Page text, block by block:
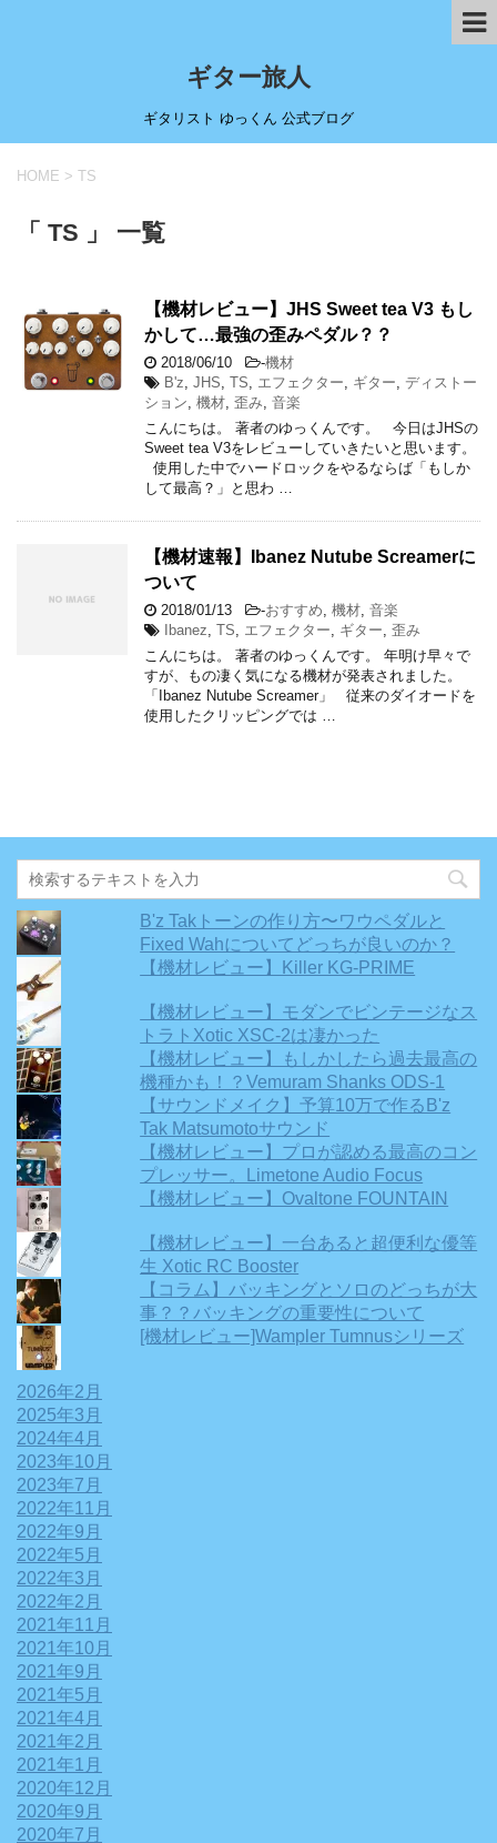
ギター旅人
ギタリスト ゆっくん 公式ブログ
HOME > TS
「 TS 」 一覧
【機材レビュー】JHS Sweet tea V3 もし
かして…最強の歪みペダル？？
2018/06/10 -機材
B'z JHS TS エフェクター ギター ディストー
ション 機材 歪み 音楽
こんにちは。 著者のゆっくんです。 今日はJHSの
Sweet tea V3をレビューしていきたいと思います。
使用した中でハードロックをやるならば「もしか
して最高？」と思わ …
【機材速報】Ibanez Nutube Screamerに
ついて
2018/01/13 -おすすめ 機材 音楽
Ibanez TS エフェクター ギター 歪み
こんにちは。 著者のゆっくんです。 年明け早々で
すが、もの凄く気になる機材が発表されました。
「Ibanez Nutube Screamer」 従来のダイオードを
使用したクリッピングでは …
B'z Takトーンの作り方〜ワウペダルと
Fixed Wahについてどっちが良いのか？
【機材レビュー】Killer KG-PRIME
【機材レビュー】モダンでビンテージなス
トラトXotic XSC-2は凄かった
【機材レビュー】もしかしたら過去最高の
機種かも！？Vemuram Shanks ODS-1
【サウンドメイク】予算10万で作るB'z
Tak Matsumotoサウンド
【機材レビュー】プロが認める最高のコン
プレッサー。Limetone Audio Focus
【機材レビュー】Ovaltone FOUNTAIN
【機材レビュー】一台あると超便利な優等
生 Xotic RC Booster
【コラム】バッキングとソロのどっちが大
事？？バッキングの重要性について
[機材レビュー]Wampler Tumnusシリーズ
2026年2月
2025年3月
2024年4月
2023年10月
2023年7月
2022年11月
2022年9月
2022年5月
2022年3月
2022年2月
2021年11月
2021年10月
2021年9月
2021年5月
2021年4月
2021年2月
2021年1月
2020年12月
2020年9月
2020年7月